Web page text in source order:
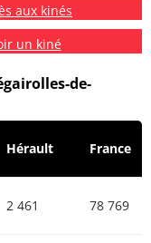
aux kinés
un kiné
de-
Hérault France
2 461 78 769